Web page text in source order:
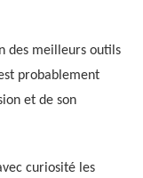
des meilleurs outils
probablement
et de son
curiosité les